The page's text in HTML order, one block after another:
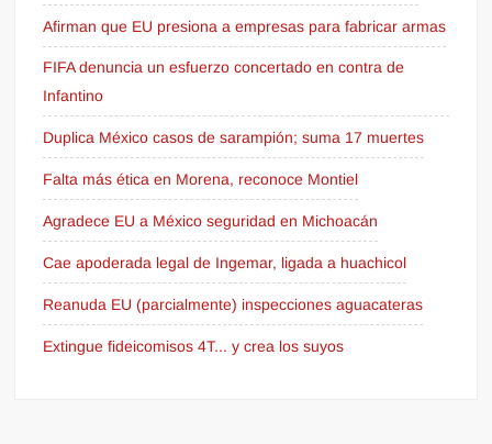
Afirman que EU presiona a empresas para fabricar armas
FIFA denuncia un esfuerzo concertado en contra de
Infantino
Duplica México casos de sarampión; suma 17 muertes
Falta más ética en Morena, reconoce Montiel
Agradece EU a México seguridad en Michoacán
Cae apoderada legal de Ingemar, ligada a huachicol
Reanuda EU (parcialmente) inspecciones aguacateras
Extingue fideicomisos 4T... y crea los suyos